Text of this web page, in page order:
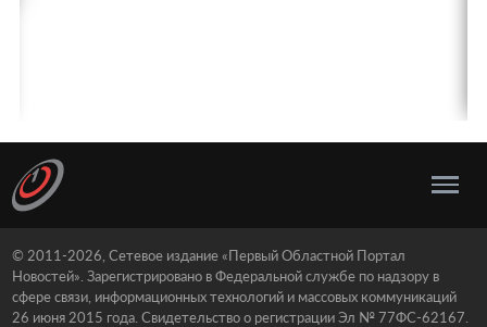
© 2011-2026, Сетевое издание «Первый Областной Портал
Новостей». Зарегистрировано в Федеральной службе по надзору в
сфере связи, информационных технологий и массовых коммуникаций
26 июня 2015 года. Свидетельство о регистрации Эл № 77ФС-62167.